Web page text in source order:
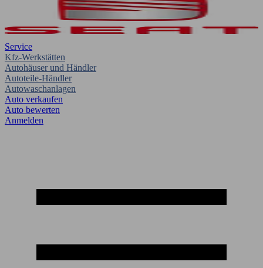
Service
Kfz-Werkstätten
Autohäuser und Händler
Autoteile-Händler
Autowaschanlagen
Auto verkaufen
Auto bewerten
Anmelden